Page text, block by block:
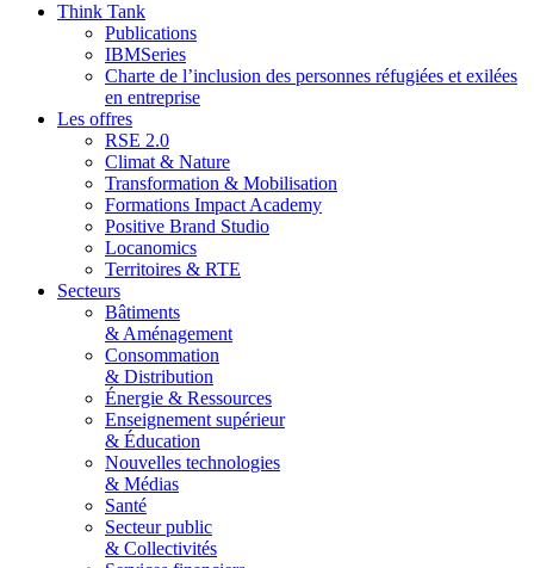
Think Tank
Publications
IBMSeries
Charte de l’inclusion des personnes réfugiées et exilées
en entreprise
Les offres
RSE 2.0
Climat & Nature
Transformation & Mobilisation
Formations Impact Academy
Positive Brand Studio
Locanomics
Territoires & RTE
Secteurs
Bâtiments
& Aménagement
Consommation
& Distribution
Énergie & Ressources
Enseignement supérieur
& Éducation
Nouvelles technologies
& Médias
Santé
Secteur public
& Collectivités